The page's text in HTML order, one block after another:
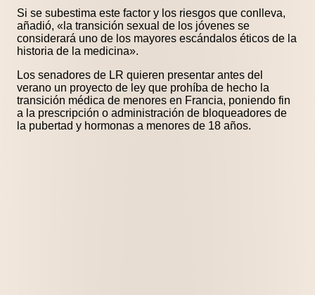
Si se subestima este factor y los riesgos que conlleva,
añadió, «la transición sexual de los jóvenes se
considerará uno de los mayores escándalos éticos de la
historia de la medicina».
Los senadores de LR quieren presentar antes del
verano un proyecto de ley que prohíba de hecho la
transición médica de menores en Francia, poniendo fin
a la prescripción o administración de bloqueadores de
la pubertad y hormonas a menores de 18 años.